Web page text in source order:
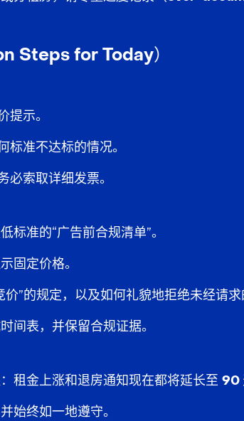
Steps for Today）
提示。
标准不达标的情况。
必索取详细发票。
标准的“广告前合规清单”。
固定价格。
价”的规定，以及如何礼貌地拒绝未经请
间表，并保留合规证据。
：租金上涨和退房通知现在都将延长至 90
始终如一地遵守。